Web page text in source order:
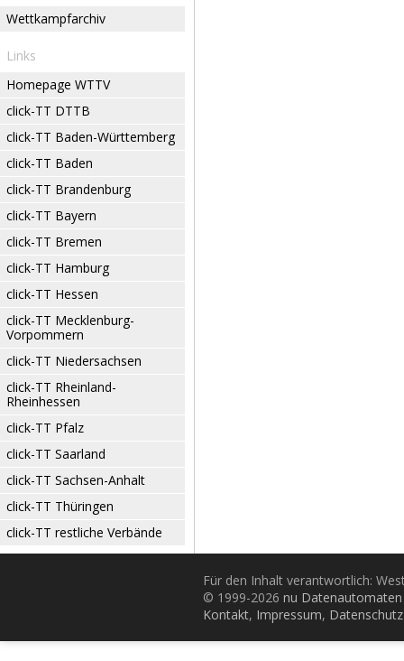
Wettkampfarchiv
Links
Homepage WTTV
click-TT DTTB
click-TT Baden-Württemberg
click-TT Baden
click-TT Brandenburg
click-TT Bayern
click-TT Bremen
click-TT Hamburg
click-TT Hessen
click-TT Mecklenburg-
Vorpommern
click-TT Niedersachsen
click-TT Rheinland-
Rheinhessen
click-TT Pfalz
click-TT Saarland
click-TT Sachsen-Anhalt
click-TT Thüringen
click-TT restliche Verbände
Für den Inhalt verantwortlich:
© 1999-2026 nu
Kontakt, Impressum, Datenschutz